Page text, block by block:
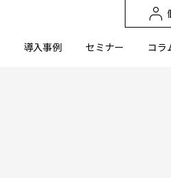
導入事例 セミナー コラ